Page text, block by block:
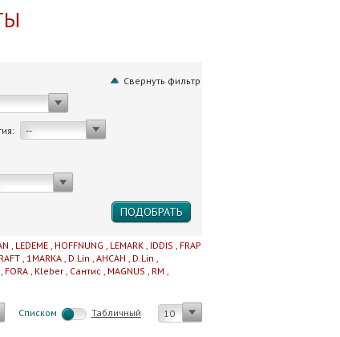
Свернуть фильтр
--
, LEDEME , HOFFNUNG , LEMARK , IDDIS , FRAP
, 1MARKA , D.Lin , AHCAH , D.Lin ,
, FORA , Kleber , Сантис , MAGNUS , RM ,
Cписком Табличный 10